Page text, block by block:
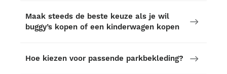
Maak steeds de beste keuze als je wil
buggy’s kopen of een kinderwagen kopen
Hoe kiezen voor passende parkbekleding?